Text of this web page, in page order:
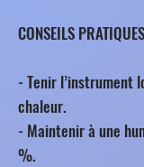
​CONSEILS PRATIQUES
- Tenir l’instrument
chaleur.
- Maintenir à une
%.